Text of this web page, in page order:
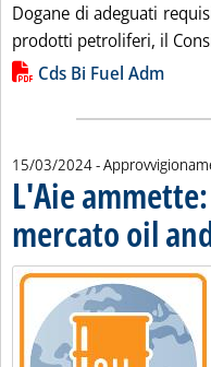
Dogane di adeguati
prodotti petroliferi, il
Lista allegati PDF
Cds Bi Fuel Adm
15/03/2024-
L'Aie
mercato oil